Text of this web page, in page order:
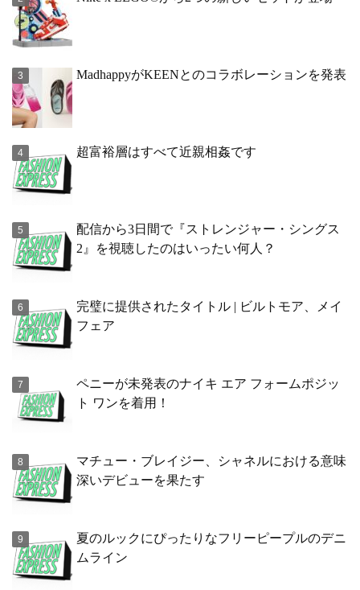
MadhappyがKEENとのコラボレーションを発表
超富裕層はすべて近親相姦です
配信から3日間で『ストレンジャー・シングス
2』を視聴したのはいったい何人？
完璧に提供されたタイトル | ビルトモア、メイ
フェア
ペニーが未発表のナイキ エア フォームポジッ
ト ワンを着用！
マチュー・ブレイジー、シャネルにおける意味
深いデビューを果たす
夏のルックにぴったりなフリーピープルのデニ
ムライン